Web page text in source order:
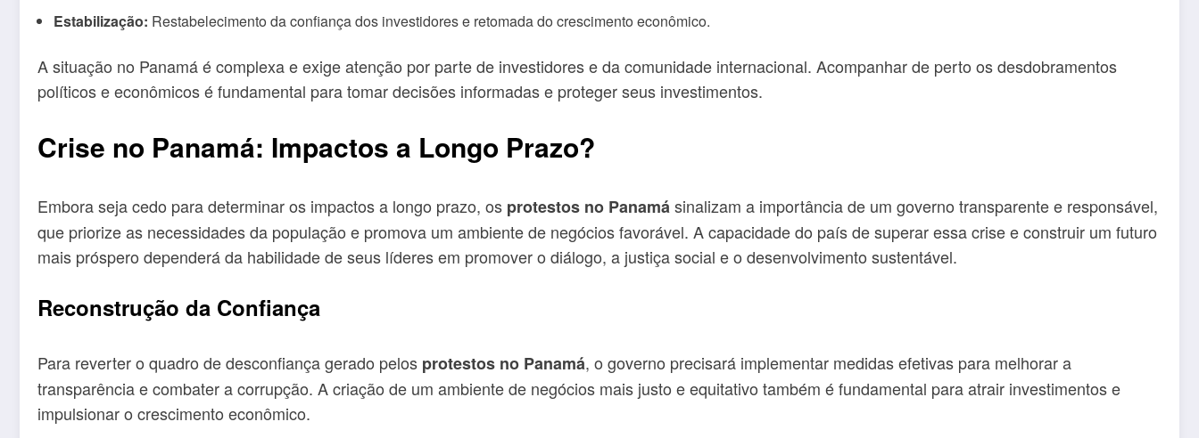
Estabilização: Restabelecimento da confiança dos investidores e retomada do crescimento econômico.
A situação no Panamá é complexa e exige atenção por parte de investidores e da comunidade internacional. Acompanhar de perto os desdobramentos
políticos e econômicos é fundamental para tomar decisões informadas e proteger seus investimentos.
Crise no Panamá: Impactos a Longo Prazo?
Embora seja cedo para determinar os impactos a longo prazo, os protestos no Panamásinalizam a importância de um governo transparente e responsável,
que priorize as necessidades da população e promova um ambiente de negócios favorável. A capacidade do país de superar essa crise e construir um futuro
mais próspero dependerá da habilidade de seus líderes em promover o diálogo, a justiça social e o desenvolvimento sustentável.
Reconstrução da Confiança
Para reverter o quadro de desconfiança gerado pelos protestos no Panamá, o governo precisará implementar medidas efetivas para melhorar a
transparência e combater a corrupção. A criação de um ambiente de negócios mais justo e equitativo também é fundamental para atrair investimentos e
impulsionar o crescimento econômico.